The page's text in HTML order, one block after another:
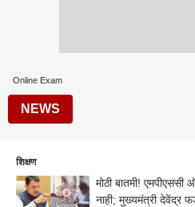
Online Exam
NEWS
शिक्षण
मोठी बातमी! एमपीएससी
नाही; मुख्यमंत्री देवेंद्र